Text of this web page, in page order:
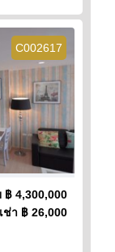
C002617
฿ 4,300,000
เช่า ฿ 26,000